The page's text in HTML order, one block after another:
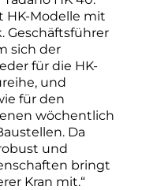
HK-Modelle mit
Geschäftsführer
sich der
für die HK-
und
für den
wöchentlich
Da
und
bringt
Kran mit.“